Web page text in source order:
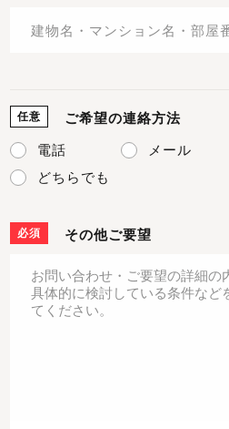
任意 ご希望の連絡方法
電話
メール
どちらでも
必須 その他ご要望